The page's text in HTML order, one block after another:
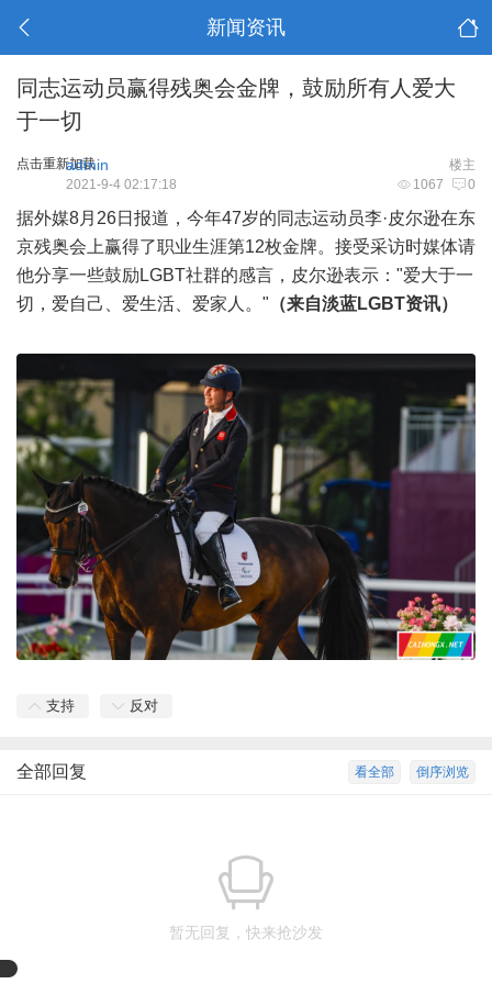
新闻资讯
同志运动员赢得残奥会金牌，鼓励所有人爱大
于一切
点击重新加载 楼主
admin
1067 0
2021-9-4 02:17:18
据外媒8月26日报道，今年47岁的同志运动员李·皮尔逊在东
京残奥会上赢得了职业生涯第12枚金牌。接受采访时媒体请
他分享一些鼓励LGBT社群的感言，皮尔逊表示："爱大于一
切，爱自己、爱生活、爱家人。" （来自淡蓝LGBT资讯）
支持 反对
倒序浏览
看全部
全部回复
暂无回复，快来抢沙发